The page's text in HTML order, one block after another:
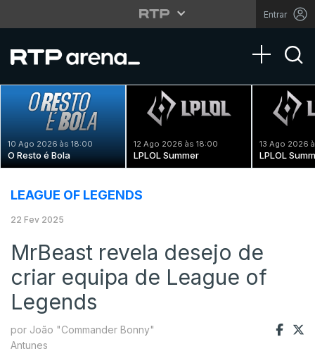
Entrar
Toggle
10 Ago 2026 às 18:00
O Resto é Bola
12 Ago 2026 às 18:00
LPLOL Summer
13 Ago 2026
LPLOL
LEAGUE OF LEGENDS
22 Fev 2025
MrBeast revela desejo de
criar equipa de League of
Legends
por João "Commander Bonny"
Antunes